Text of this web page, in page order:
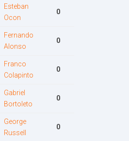
Esteban
Ocon
0
Fernando
Alonso
0
Franco
Colapinto
0
Gabriel
Bortoleto
0
George
Russell
0